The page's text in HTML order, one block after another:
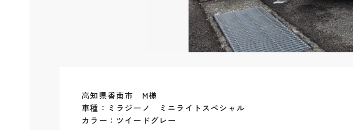
高知県香南市 M様
車種：ミラジーノ ミニライトスペシャル
カラー：ツイードグレー